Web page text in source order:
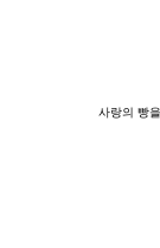
사랑의 빵